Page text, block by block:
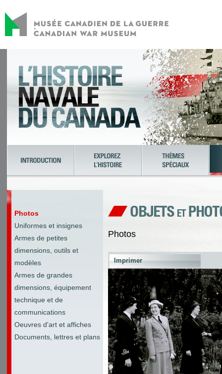
Photos
Uniformes et insignes
Armes de petites
dimensions, outils et
modèles
Armes de grandes
dimensions, équipement
technique et de
communications
Oeuvres d'art et affiches
Documents, lettres et plans
Photos
Imprimer